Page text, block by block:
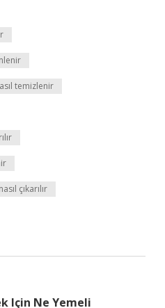
temizlenir
çıkarılır
Için Ne Yemeli